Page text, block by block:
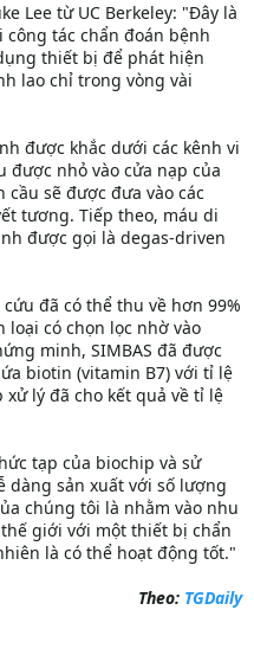
Lee từ UC Berkeley: "Đây là
tác chẩn đoán bệnh
thiết bị để phát hiện
lao chỉ trong vòng vài
được khắc dưới các kênh vi
được nhỏ vào cửa nạp của
cầu sẽ được đưa vào các
tương. Tiếp theo, máu di
được gọi là degas-driven
đã có thể thu về hơn 99%
loại có chọn lọc nhờ vào
minh, SIMBAS đã được
biotin (vitamin B7) với tỉ lệ
lý đã cho kết quả về tỉ lệ
tạp của biochip và sử
dàng sản xuất với số lượng
chúng tôi là nhằm vào nhu
giới với một thiết bị chẩn
là có thể hoạt động tốt."
Theo: TGDaily